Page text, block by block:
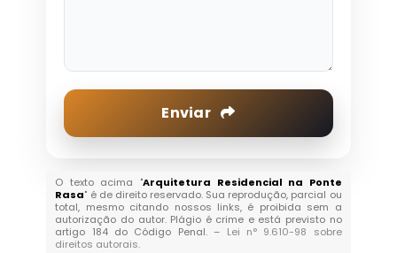
Enviar
O texto acima "Arquitetura Residencial na Ponte
Rasa" é de direito reservado. Sua reprodução, parcial ou
total, mesmo citando nossos links, é proibida sem a
autorização do autor. Plágio é crime e está previsto no
artigo 184 do Código Penal. – Lei n° 9.610-98 sobre
direitos autorais.